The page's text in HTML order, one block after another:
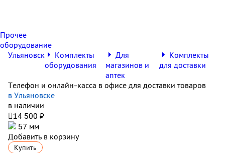
Прочее
оборудование
Ульяновск
Комплекты
оборудования
Для
магазинов и
аптек
Комплекты
для доставки
Телефон и онлайн-касса в офисе для доставки товаров
в Ульяновске
в наличии
14 500 ₽
57 мм
Добавить в корзину
Купить